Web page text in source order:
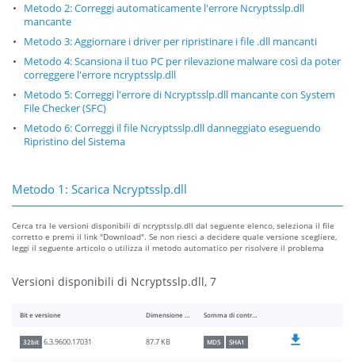
Metodo 2: Correggi automaticamente l'errore Ncryptsslp.dll
mancante
Metodo 3: Aggiornare i driver per ripristinare i file .dll mancanti
Metodo 4: Scansiona il tuo PC per rilevazione malware così da poter
correggere l'errore ncryptsslp.dll
Metodo 5: Correggi l'errore di Ncryptsslp.dll mancante con System
File Checker (SFC)
Metodo 6: Correggi il file Ncryptsslp.dll danneggiato eseguendo
Ripristino del Sistema
Metodo 1: Scarica Ncryptsslp.dll
Cerca tra le versioni disponibili di ncryptsslp.dll dal seguente elenco, seleziona il file
corretto e premi il link "Download". Se non riesci a decidere quale versione scegliere,
leggi il seguente articolo o utilizza il metodo automatico per risolvere il problema
Versioni disponibili di Ncryptsslp.dll, 7
Bit e versione Dimensione del file Somma di controllo
32bit 6.3.9600.17031 87.7 KB MD5 SHA1